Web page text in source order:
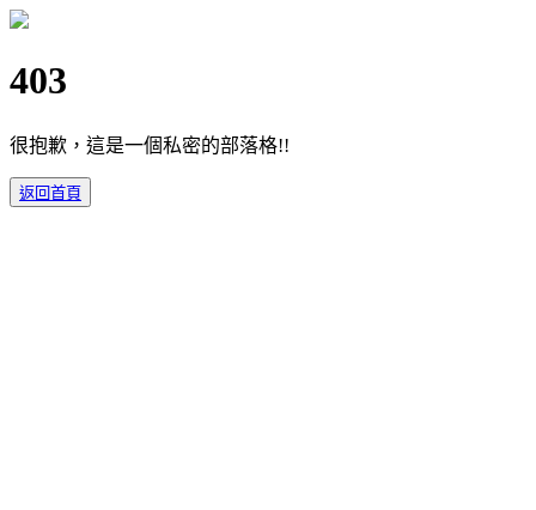
403
很抱歉，這是一個私密的部落格!!
返回首頁